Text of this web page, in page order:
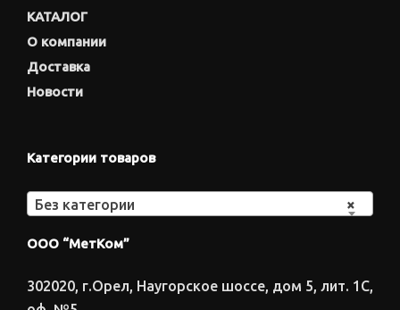
КАТАЛОГ
О компании
Доставка
Новости
Категории товаров
×
Без категории
ООО “МетКом”
302020, г.Орел, Наугорское шоссе, дом 5, лит. 1С,